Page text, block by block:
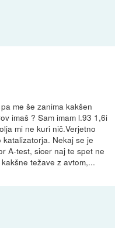
me še zanima kakšen
imaš ? Sam imam l.93 1,6i
mi ne kuri nič.Verjetno
Nekaj se je
A-test, sicer naj te spet ne
težave z avtom,...